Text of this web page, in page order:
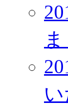
い